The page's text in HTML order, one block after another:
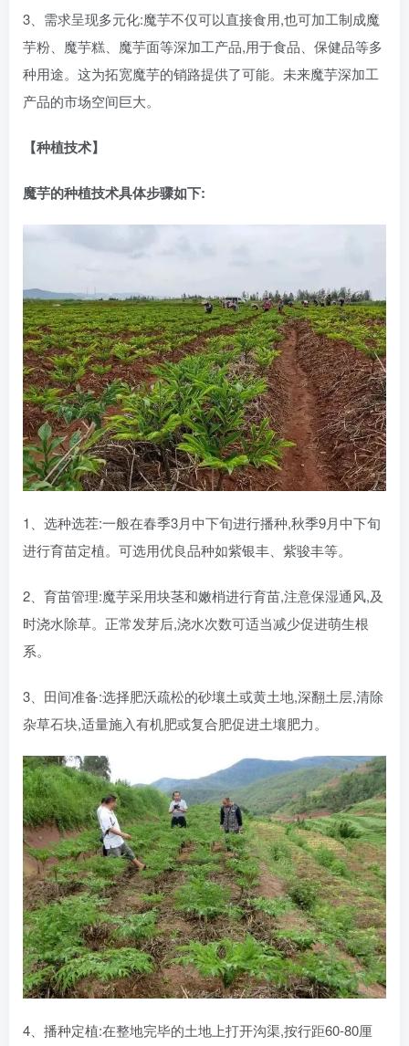
3、需求呈现多元化:魔芋不仅可以直接食用,也可加工制成魔
芋粉、魔芋糕、魔芋面等深加工产品,用于食品、保健品等多
种用途。这为拓宽魔芋的销路提供了可能。未来魔芋深加工
产品的市场空间巨大。
【种植技术】
魔芋的种植技术具体步骤如下:
1、选种选茬:一般在春季3月中下旬进行播种,秋季9月中下旬
进行育苗定植。可选用优良品种如紫银丰、紫骏丰等。
2、育苗管理:魔芋采用块茎和嫩梢进行育苗,注意保湿通风,及
时浇水除草。正常发芽后,浇水次数可适当减少促进萌生根
系。
3、田间准备:选择肥沃疏松的砂壤土或黄土地,深翻土层,清除
杂草石块,适量施入有机肥或复合肥促进土壤肥力。
4、播种定植:在整地完毕的土地上打开沟渠,按行距60-80厘